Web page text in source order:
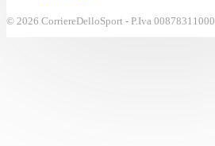
© 2026 CorriereDelloSport - P.Iva 00878311000